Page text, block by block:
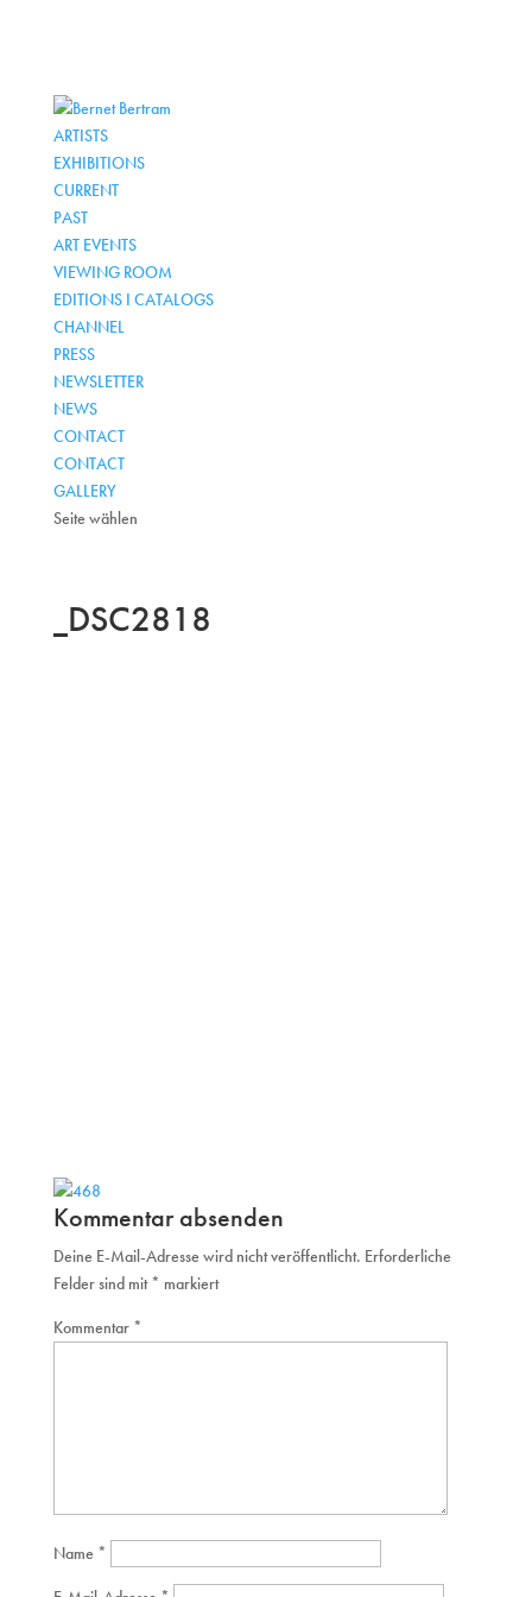
ARTISTS
EXHIBITIONS
CURRENT
PAST
ART EVENTS
VIEWING ROOM
EDITIONS I CATALOGS
CHANNEL
PRESS
NEWSLETTER
NEWS
CONTACT
CONTACT
GALLERY
Seite wählen
_DSC2818
Kommentar absenden
Deine E-Mail-Adresse wird nicht veröffentlicht. Erforderliche
Felder sind mit* markiert
Kommentar *
Name *